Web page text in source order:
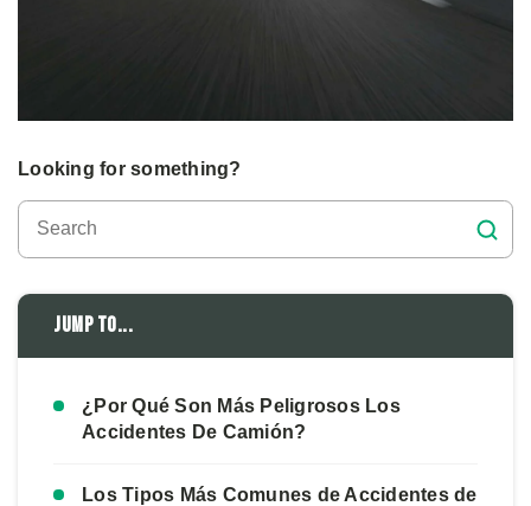
Looking for something?
Jump to...
¿Por Qué Son Más Peligrosos Los
Accidentes De Camión?
Los Tipos Más Comunes de Accidentes de